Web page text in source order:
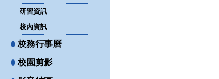
研習資訊
校內資訊
校務行事曆
校園剪影